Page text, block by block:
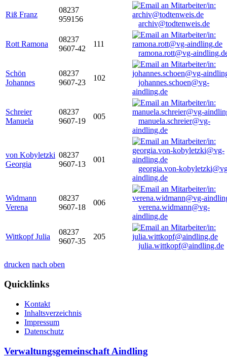
Riß Franz
08237
959156
archiv@todtenweis.de
Rott Ramona
08237
9607-42
111
ramona.rott@vg-
Schön
Johannes
08237
9607-23
102
johannes.schoen@vg-
aindling.de
Schreier
Manuela
08237
9607-19
005
manuela.schreier@vg-
aindling.de
von Kobyletzki
Georgia
08237
9607-13
001
georgia.von-
aindling.de
Widmann
Verena
08237
9607-18
006
verena.widmann@vg-
aindling.de
Wittkopf Julia
08237
9607-35
205
julia.wittkopf@aindling.de
drucken nach oben
Quicklinks
Kontakt
Inhaltsverzeichnis
Impressum
Datenschutz
Verwaltungsgemeinschaft Aindling